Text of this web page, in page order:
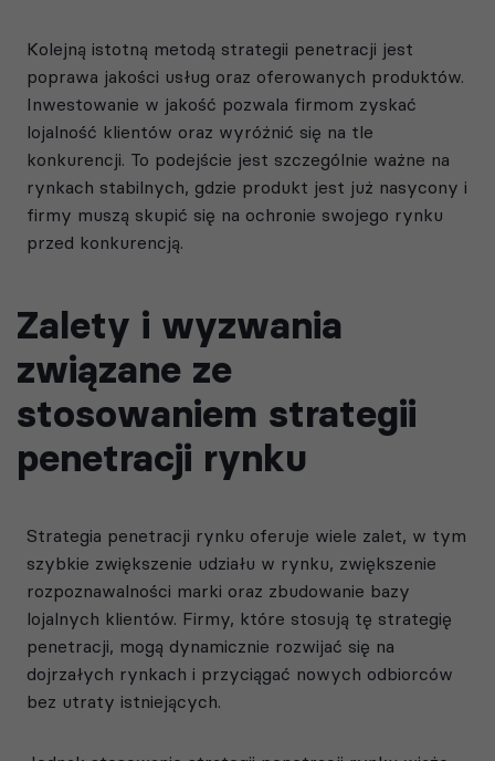
Kolejną istotną metodą strategii penetracji jest
poprawa jakości usług oraz oferowanych produktów.
Inwestowanie w jakość pozwala firmom zyskać
lojalność klientów oraz wyróżnić się na tle
konkurencji. To podejście jest szczególnie ważne na
rynkach stabilnych, gdzie produkt jest już nasycony i
firmy muszą skupić się na ochronie swojego rynku
przed konkurencją.
Zalety i wyzwania
związane ze
stosowaniem strategii
penetracji rynku
Strategia penetracji rynku oferuje wiele zalet, w tym
szybkie zwiększenie udziału w rynku, zwiększenie
rozpoznawalności marki oraz zbudowanie bazy
lojalnych klientów. Firmy, które stosują tę strategię
penetracji, mogą dynamicznie rozwijać się na
dojrzałych rynkach i przyciągać nowych odbiorców
bez utraty istniejących.